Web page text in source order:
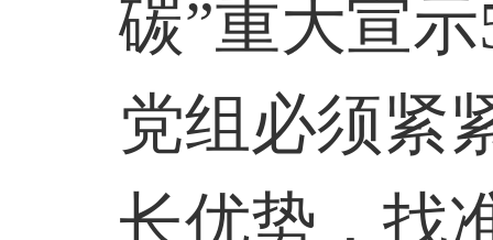
碳”重大宣示
党组必须紧
长优势，找